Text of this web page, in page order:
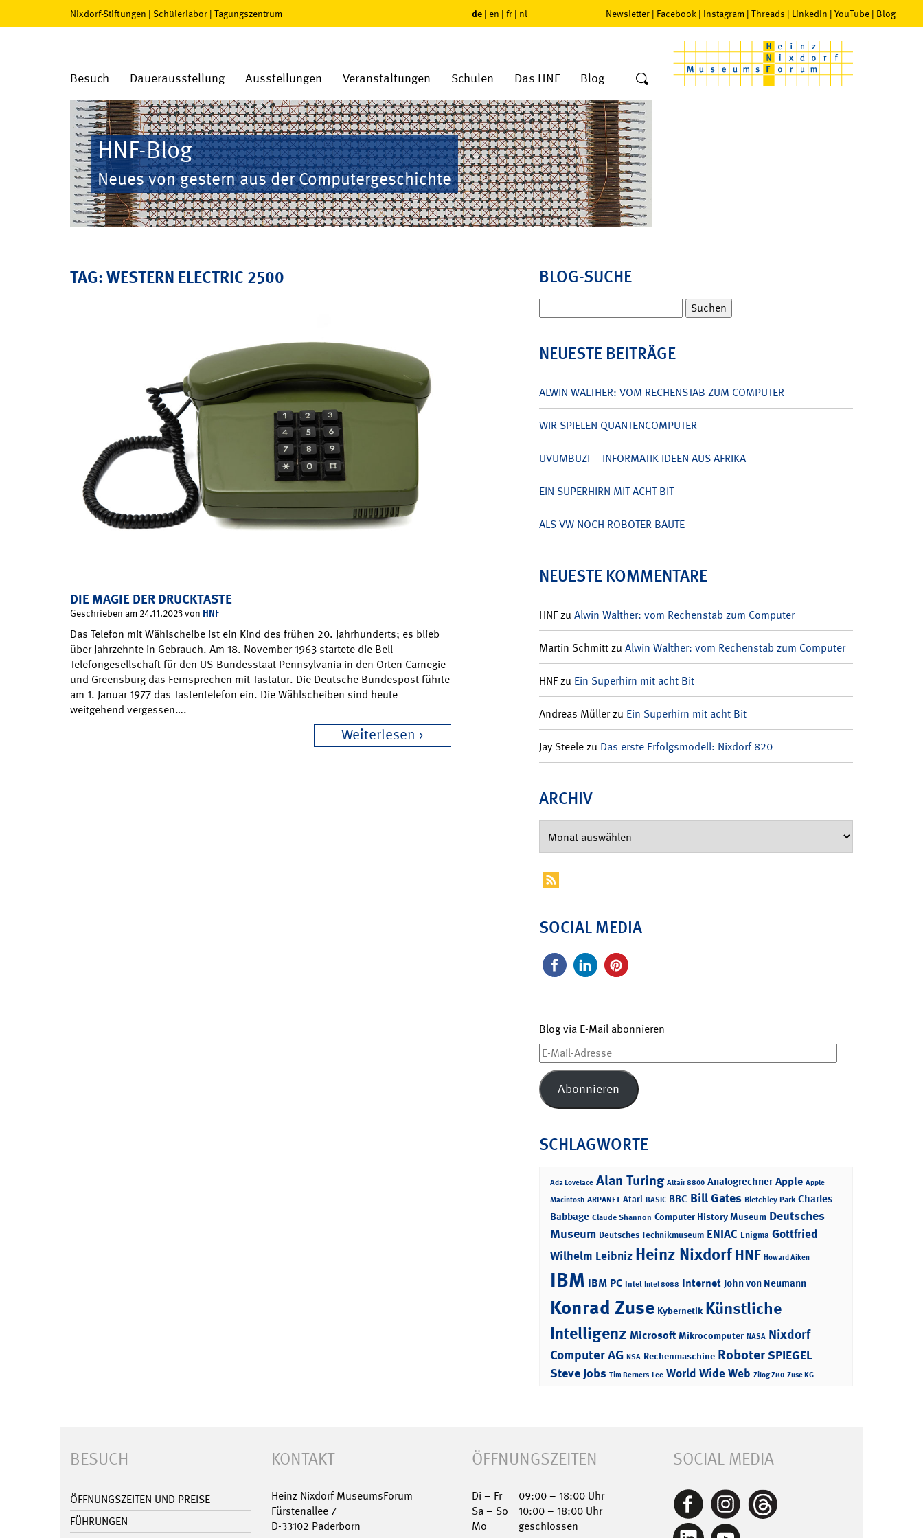
Nixdorf-Stiftungen | Schülerlabor | Tagungszentrum de | en | fr | nl Newsletter | Facebook | Instagram | Threads | LinkedIn | YouTube | Blog
Besuch Dauerausstellung Ausstellungen Veranstaltungen Schulen Das HNF Blog
HNF-Blog
Neues von gestern aus der Computergeschichte
TAG: WESTERN ELECTRIC 2500
DIE MAGIE DER DRUCKTASTE
Geschrieben am 24.11.2023 von HNF
Das Telefon mit Wählscheibe ist ein Kind des frühen 20. Jahrhunderts; es blieb
über Jahrzehnte in Gebrauch. Am 18. November 1963 startete die Bell-
Telefongesellschaft für den US-Bundesstaat Pennsylvania in den Orten Carnegie
und Greensburg das Fernsprechen mit Tastatur. Die Deutsche Bundespost führte
am 1. Januar 1977 das Tastentelefon ein. Die Wählscheiben sind heute
weitgehend vergessen….
Weiterlesen
BLOG-SUCHE
nach:
NEUESTE BEITRÄGE
ALWIN WALTHER: VOM RECHENSTAB ZUM COMPUTER
WIR SPIELEN QUANTENCOMPUTER
UVUMBUZI – INFORMATIK-IDEEN AUS AFRIKA
EIN SUPERHIRN MIT ACHT BIT
ALS VW NOCH ROBOTER BAUTE
NEUESTE KOMMENTARE
HNFzu Alwin Walther: vom Rechenstab zum Computer
Martin Schmittzu Alwin Walther: vom Rechenstab zum Computer
HNFzu Ein Superhirn mit acht Bit
Andreas Müllerzu Ein Superhirn mit acht Bit
Jay Steelezu Das erste Erfolgsmodell: Nixdorf 820
ARCHIV
SOCIAL MEDIA
Blog via E-Mail abonnieren
E-
Mail-
Adresse
Abonnieren
SCHLAGWORTE
Ada Lovelace Alan Turing Altair 8800 Analogrechner Apple Apple
Macintosh ARPANET Atari BASIC BBC Bill Gates Bletchley Park Charles
Babbage Claude Shannon Computer History Museum Deutsches
Museum Deutsches Technikmuseum ENIAC Enigma Gottfried
Wilhelm Leibniz Heinz NixdorfHNF Howard Aiken
IBM IBM PC Intel Intel 8088 Internet John von Neumann
Konrad Zuse Kybernetik Künstliche
Intelligenz Microsoft Mikrocomputer NASA Nixdorf
Computer AG NSA Rechenmaschine RoboterSPIEGEL
Steve Jobs Tim Berners-Lee World Wide Web Zilog Z80 Zuse KG
BESUCH
ÖFFNUNGSZEITEN UND PREISE
FÜHRUNGEN
KONTAKT
Heinz Nixdorf MuseumsForum
Fürstenallee 7
D-33102 Paderborn
ÖFFNUNGSZEITEN
Di – Fr
09:00 – 18:00 Uhr
Sa – So
10:00 – 18:00 Uhr
Mo
geschlossen
SOCIAL MEDIA